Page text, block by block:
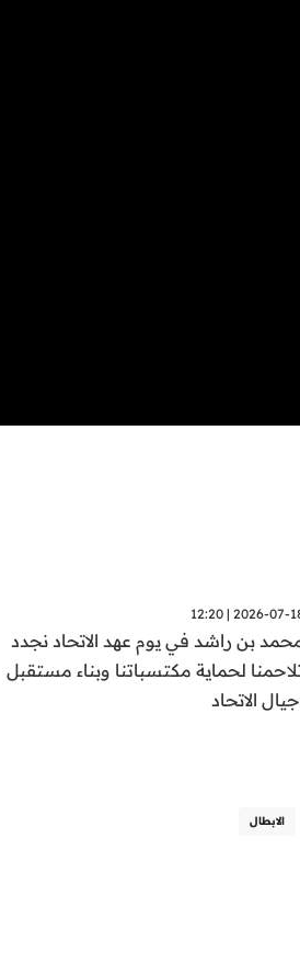
2026-07-18 |
بن راشد في يوم عهد الاتحاد نجدد
لحماية مكتسباتنا وبناء مستقبل
الاتحاد
الابطال